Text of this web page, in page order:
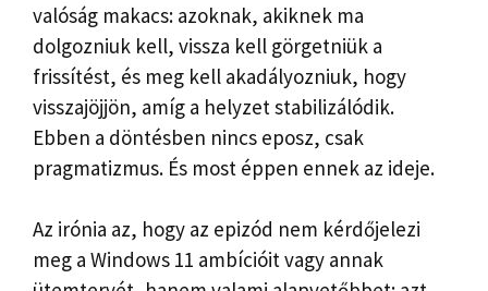
valóság makacs: azoknak, akiknek ma
dolgozniuk kell, vissza kell görgetniük a
frissítést, és meg kell akadályozniuk, hogy
visszajöjjön, amíg a helyzet stabilizálódik.
Ebben a döntésben nincs eposz, csak
pragmatizmus. És most éppen ennek az ideje.
Az irónia az, hogy az epizód nem kérdőjelezi
meg a Windows 11 ambícióit vagy annak